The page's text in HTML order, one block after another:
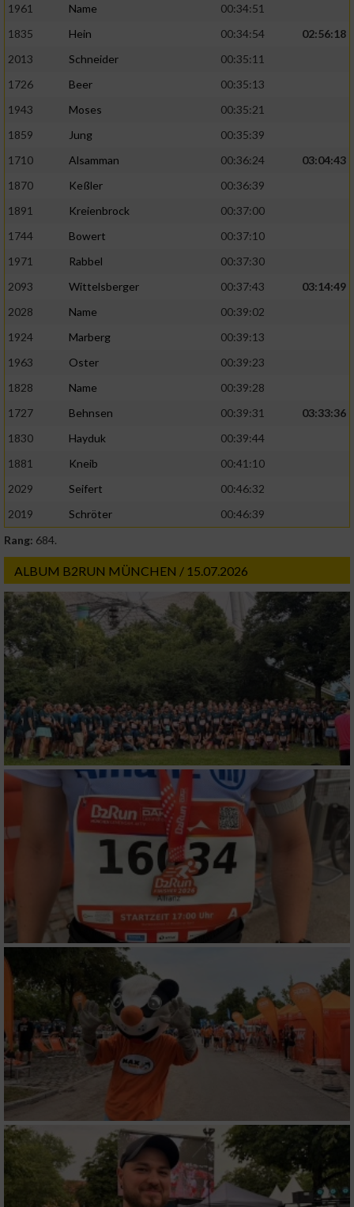
1961
Name
00:34:51
1835
Hein 00:34:54
02:56:18
2013
Schneider
00:35:11
1726
Beer
00:35:13
1943
Moses
00:35:21
1859
Jung
00:35:39
1710
Alsamman 00:36:24
03:04:43
1870
Keßler
00:36:39
1891
Kreienbrock
00:37:00
1744
Bowert
00:37:10
1971
Rabbel
00:37:30
2093
Wittelsberger 00:37:43
03:14:49
2028
Name
00:39:02
1924
Marberg
00:39:13
1963
Oster
00:39:23
1828
Name
00:39:28
1727
Behnsen 00:39:31
03:33:36
1830
Hayduk
00:39:44
1881
Kneib
00:41:10
2029
Seifert
00:46:32
2019
Schröter
00:46:39
Rang: 684.
ALBUM B2RUN MÜNCHEN / 15.07.2026
auf einem Endgerät
von Werbeanzeigen
Werbung
personalisierter Werbung
von Inhalten
personalisierter Inhalte
Analyse von Zielgruppen durch Statistiken
verschiedenen Quellen
Verwendung reduzierter Daten zur Auswahl
Verwendung genauer Standortdaten
Geräte anhand von aktiv angeforderten
Informationen identifizieren
Nicht-IAB-Verarbeitungszwecke:
Notwendig
Performance
Funktional